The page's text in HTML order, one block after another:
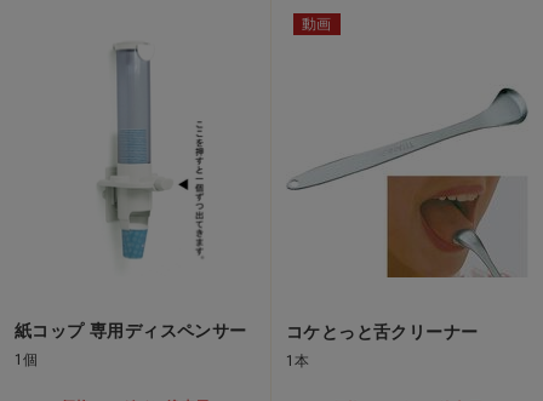
紙コップ 専用ディスペンサー
1個
動画
コケとっと舌クリーナー
1本